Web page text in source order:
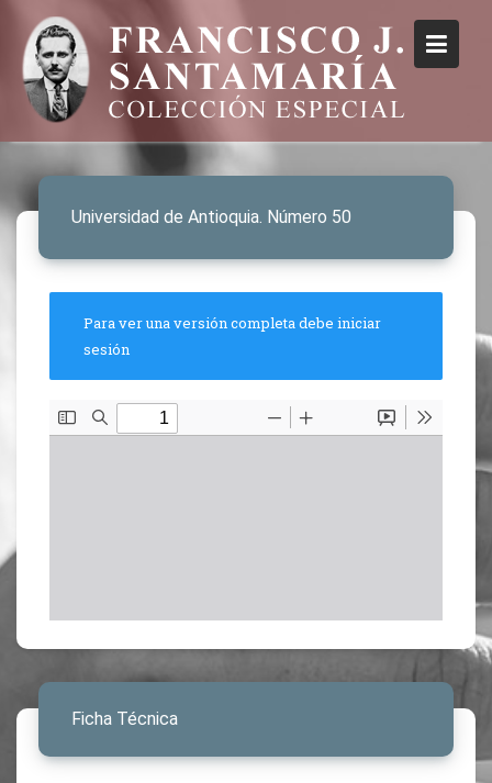
Universidad de Antioquia. Número 50
Para ver una versión completa debe iniciar
sesión
Ficha Técnica